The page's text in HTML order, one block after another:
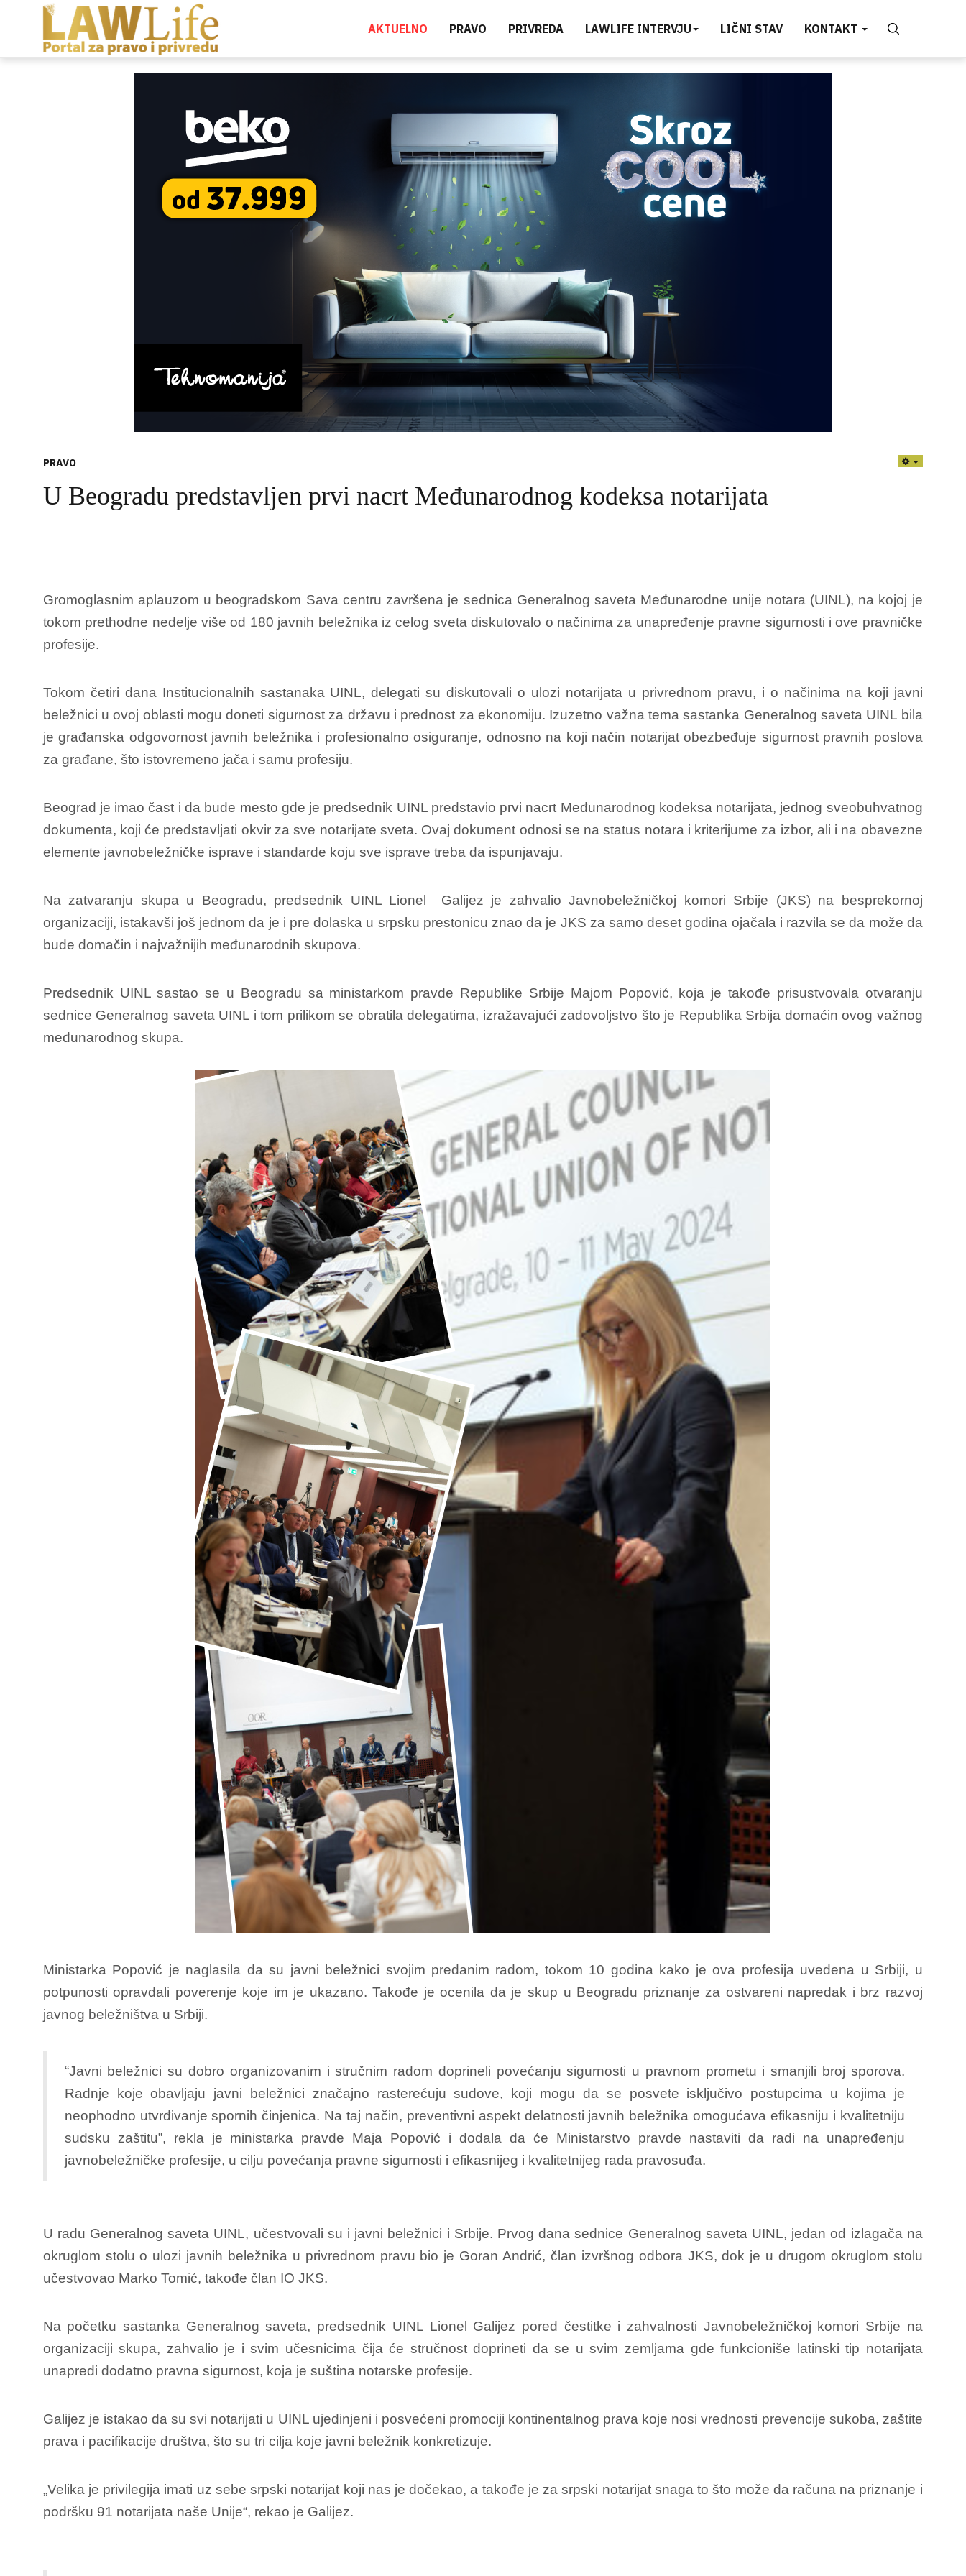
AKTUELNO PRAVO PRIVREDA LAWLIFE INTERVJU LIČNI STAV KONTAKT
EMPTY
PRAVO
U Beogradu predstavljen prvi nacrt Međunarodnog kodeksa notarijata
Gromoglasnim aplauzom u beogradskom Sava centru završena je sednica Generalnog saveta Međunarodne unije notara (UINL), na kojoj je
tokom prethodne nedelje više od 180 javnih beležnika iz celog sveta diskutovalo o načinima za unapređenje pravne sigurnosti i ove pravničke
profesije.
Tokom četiri dana Institucionalnih sastanaka UINL, delegati su diskutovali o ulozi notarijata u privrednom pravu, i o načinima na koji javni
beležnici u ovoj oblasti mogu doneti sigurnost za državu i prednost za ekonomiju. Izuzetno važna tema sastanka Generalnog saveta UINL bila
je građanska odgovornost javnih beležnika i profesionalno osiguranje, odnosno na koji način notarijat obezbeđuje sigurnost pravnih poslova
za građane, što istovremeno jača i samu profesiju.
Beograd je imao čast i da bude mesto gde je predsednik UINL predstavio prvi nacrt Međunarodnog kodeksa notarijata, jednog sveobuhvatnog
dokumenta, koji će predstavljati okvir za sve notarijate sveta. Ovaj dokument odnosi se na status notara i kriterijume za izbor, ali i na obavezne
elemente javnobeležničke isprave i standarde koju sve isprave treba da ispunjavaju.
Na zatvaranju skupa u Beogradu, predsednik UINL Lionel Galijez je zahvalio Javnobeležničkoj komori Srbije (JKS) na besprekornoj
organizaciji, istakavši još jednom da je i pre dolaska u srpsku prestonicu znao da je JKS za samo deset godina ojačala i razvila se da može da
bude domačin i najvažnijih međunarodnih skupova.
Predsednik UINL sastao se u Beogradu sa ministarkom pravde Republike Srbije Majom Popović, koja je takođe prisustvovala otvaranju
sednice Generalnog saveta UINL i tom prilikom se obratila delegatima, izražavajući zadovoljstvo što je Republika Srbija domaćin ovog važnog
međunarodnog skupa.
Ministarka Popović je naglasila da su javni beležnici svojim predanim radom, tokom 10 godina kako je ova profesija uvedena u Srbiji, u
potpunosti opravdali poverenje koje im je ukazano. Takođe je ocenila da je skup u Beogradu priznanje za ostvareni napredak i brz razvoj
javnog beležništva u Srbiji.
“Javni beležnici su dobro organizovanim i stručnim radom doprineli povećanju sigurnosti u pravnom prometu i smanjili broj sporova.
Radnje koje obavljaju javni beležnici značajno rasterećuju sudove, koji mogu da se posvete isključivo postupcima u kojima je
neophodno utvrđivanje spornih činjenica. Na taj način, preventivni aspekt delatnosti javnih beležnika omogućava efikasniju i kvalitetniju
sudsku zaštitu”, rekla je ministarka pravde Maja Popović i dodala da će Ministarstvo pravde nastaviti da radi na unapređenju
javnobeležničke profesije, u cilju povećanja pravne sigurnosti i efikasnijeg i kvalitetnijeg rada pravosuđa.
U radu Generalnog saveta UINL, učestvovali su i javni beležnici i Srbije. Prvog dana sednice Generalnog saveta UINL, jedan od izlagača na
okruglom stolu o ulozi javnih beležnika u privrednom pravu bio je Goran Andrić, član izvršnog odbora JKS, dok je u drugom okruglom stolu
učestvovao Marko Tomić, takođe član IO JKS.
Na početku sastanka Generalnog saveta, predsednik UINL Lionel Galijez pored čestitke i zahvalnosti Javnobeležničkoj komori Srbije na
organizaciji skupa, zahvalio je i svim učesnicima čija će stručnost doprineti da se u svim zemljama gde funkcioniše latinski tip notarijata
unapredi dodatno pravna sigurnost, koja je suština notarske profesije.
Galijez je istakao da su svi notarijati u UINL ujedinjeni i posvećeni promociji kontinentalnog prava koje nosi vrednosti prevencije sukoba, zaštite
prava i pacifikacije društva, što su tri cilja koje javni beležnik konkretizuje.
„Velika je privilegija imati uz sebe srpski notarijat koji nas je dočekao, a takođe je za srpski notarijat snaga to što može da računa na priznanje i
podršku 91 notarijata naše Unije“, rekao je Galijez.